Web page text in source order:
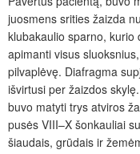
juosmens srities žaizda
klubakaulio sparno, kurio
apimanti visus
pilvaplėvę. Diafragma
išvirtusi per žaizdos
buvo matyti trys atviros
pusės VIII–X šonkauliai
šiaudais, grūdais ir